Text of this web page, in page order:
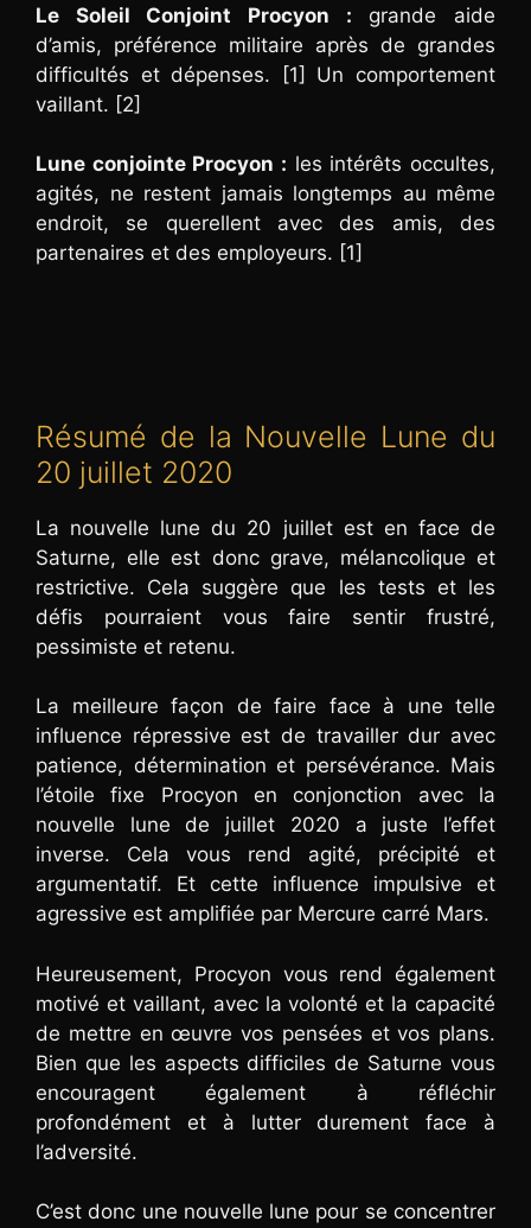
Le Soleil Conjoint Procyon : grande aide
d’amis, préférence militaire après de grandes
difficultés et dépenses. [1] Un comportement
vaillant. [2]
Lune conjointe Procyon : les intérêts occultes,
agités, ne restent jamais longtemps au même
endroit, se querellent avec des amis, des
partenaires et des employeurs. [1]
Résumé de la Nouvelle Lune du
20 juillet 2020
La nouvelle lune du 20 juillet est en face de
Saturne, elle est donc grave, mélancolique et
restrictive. Cela suggère que les tests et les
défis pourraient vous faire sentir frustré,
pessimiste et retenu.
La meilleure façon de faire face à une telle
influence répressive est de travailler dur avec
patience, détermination et persévérance. Mais
l’étoile fixe Procyon en conjonction avec la
nouvelle lune de juillet 2020 a juste l’effet
inverse. Cela vous rend agité, précipité et
argumentatif. Et cette influence impulsive et
agressive est amplifiée par Mercure carré Mars.
Heureusement, Procyon vous rend également
motivé et vaillant, avec la volonté et la capacité
de mettre en œuvre vos pensées et vos plans.
Bien que les aspects difficiles de Saturne vous
encouragent également à réfléchir
profondément et à lutter durement face à
l’adversité.
C’est donc une nouvelle lune pour se concentrer